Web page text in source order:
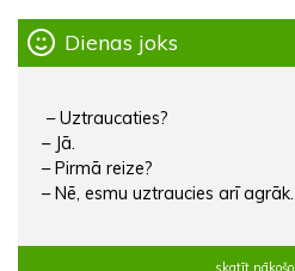
Dienas joks
– Uztraucaties?
– Jā.
– Pirmā reize?
– Nē, esmu uztraucies arī agrāk.
skatīt nākošo